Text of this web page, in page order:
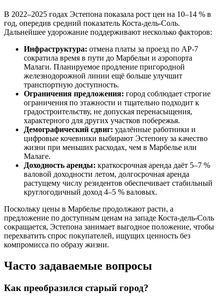
В 2022–2025 годах Эстепона показала рост цен на 10–14 % в
год, опередив средний показатель Коста-дель-Соль.
Дальнейшее удорожание поддерживают несколько факторов:
Инфраструктура: отмена платы за проезд по AP-7
сократила время в пути до Марбельи и аэропорта
Малаги. Планируемое продление пригородной
железнодорожной линии ещё больше улучшит
транспортную доступность.
Ограничения предложения: город соблюдает строгие
ограничения по этажности и тщательно подходит к
градостроительству, не допуская перенасыщения,
характерного для других участков побережья.
Демографический сдвиг: удалённые работники и
цифровые кочевники выбирают Эстепону за качество
жизни при меньших расходах, чем в Марбелье или
Малаге.
Доходность аренды: краткосрочная аренда даёт 5–7 %
валовой доходности летом, долгосрочная аренда
растущему числу резидентов обеспечивает стабильный
круглогодичный доход 4–5 % валовых.
Поскольку цены в Марбелье продолжают расти, а
предложение по доступным ценам на западе Коста-дель-Соль
сокращается, Эстепона занимает выгодное положение, чтобы
перехватить спрос покупателей, ищущих ценность без
компромисса по образу жизни.
Часто задаваемые вопросы
Как преобразился старый город?